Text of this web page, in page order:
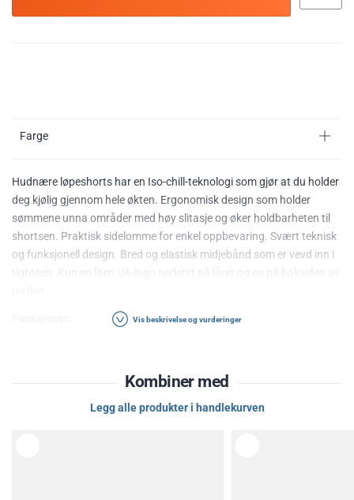
Farge
Hudnære løpeshorts har en Iso-chill-teknologi som gjør at du holder
deg kjølig gjennom hele økten. Ergonomisk design som holder
sømmene unna områder med høy slitasje og øker holdbarheten til
shortsen. Praktisk sidelomme for enkel oppbevaring. Svært teknisk
og funksjonell design. Bred og elastisk midjebånd som er vevd inn i
tightsen. Kun en liten UA-logo nederst på låret og en på baksiden av
Teksnisk og funksjonell
Iso-chill-teknologi holder deg kjølig
Vis beskrivelse og vurderinger
Kombiner med
Legg alle produkter i handlekurven